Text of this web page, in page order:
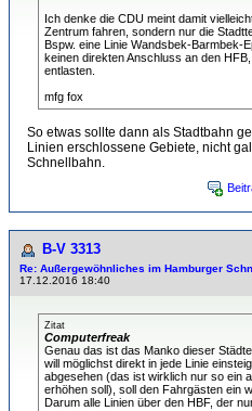
Ich denke die CDU meint damit
Zentrum fahren, sondern nur die
Bspw. eine Linie Wandsbek-Barmbek-
keinen direkten Anschluss an den
entlasten.
mfg fox
So etwas sollte dann als Stadtbahn
Linien erschlossene Gebiete, nicht
Schnellbahn.
B-V 3313
Re: Außergewöhnliches im Hamburger
17.12.2016 18:40
Zitat
Computerfreak
Genau das ist das Manko dieser
will möglichst direkt in jede Linie
abgesehen (das ist wirklich nur so ein
erhöhen soll), soll den Fahrgästen ein
Darum alle Linien über den HBF, der